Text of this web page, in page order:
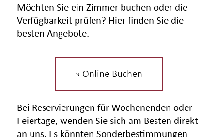
Möchten Sie ein Zimmer buchen oder die
Verfügbarkeit prüfen? Hier finden Sie die
besten Angebote.
» Online Buchen
Bei Reservierungen für Wochenenden oder
Feiertage, wenden Sie sich am Besten direkt
an uns. Es könnten Sonderbestimmungen